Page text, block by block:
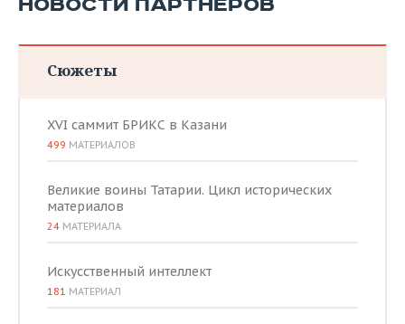
Сюжеты
XVI саммит БРИКС в Казани
499 МАТЕРИАЛОВ
Великие воины Татарии. Цикл исторических
материалов
24 МАТЕРИАЛА
Искусственный интеллект
181 МАТЕРИАЛ